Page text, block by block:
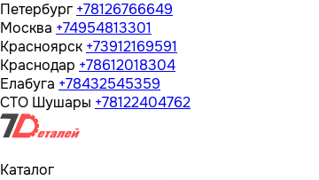
Петербург +78126766649
Москва +74954813301
Красноярск +73912169591
Краснодар +78612018304
Елабуга +78432545359
СТО Шушары +78122404762
Каталог